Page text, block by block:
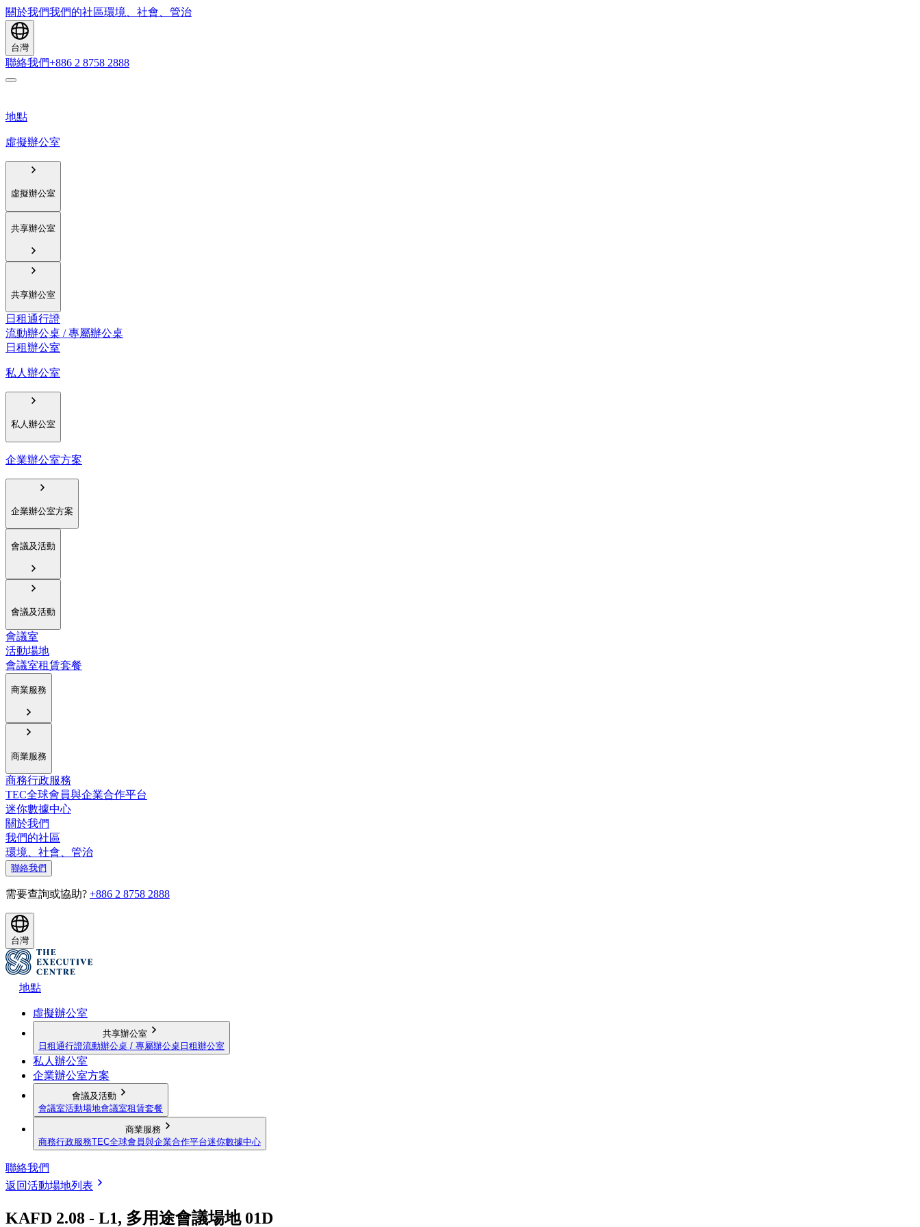
關於我們我們的社區環境、社會、管治
台灣
聯絡我們+886 2 8758 2888
地點
虛擬辦公室
虛擬辦公室
共享辦公室
共享辦公室
日租通行證
流動辦公桌 / 專屬辦公桌
日租辦公室
私人辦公室
私人辦公室
企業辦公室方案
企業辦公室方案
會議及活動
會議及活動
會議室
活動場地
會議室租賃套餐
商業服務
商業服務
商務行政服務
TEC全球會員與企業合作平台
迷你數據中心
關於我們
我們的社區
環境、社會、管治
聯絡我們
需要查詢或協助? +886 2 8758 2888
台灣
地點
虛擬辦公室
共享辦公室
日租通行證流動辦公桌 / 專屬辦公桌 日租辦公室
私人辦公室
企業辦公室方案
會議及活動
會議室活動場地會議室租賃套餐
商業服務
商務行政服務TEC全球會員與企業合作平台迷你數據中心
聯絡我們
返回活動場地列表
KAFD 2.08 - L1, 多用途會議場地 01D